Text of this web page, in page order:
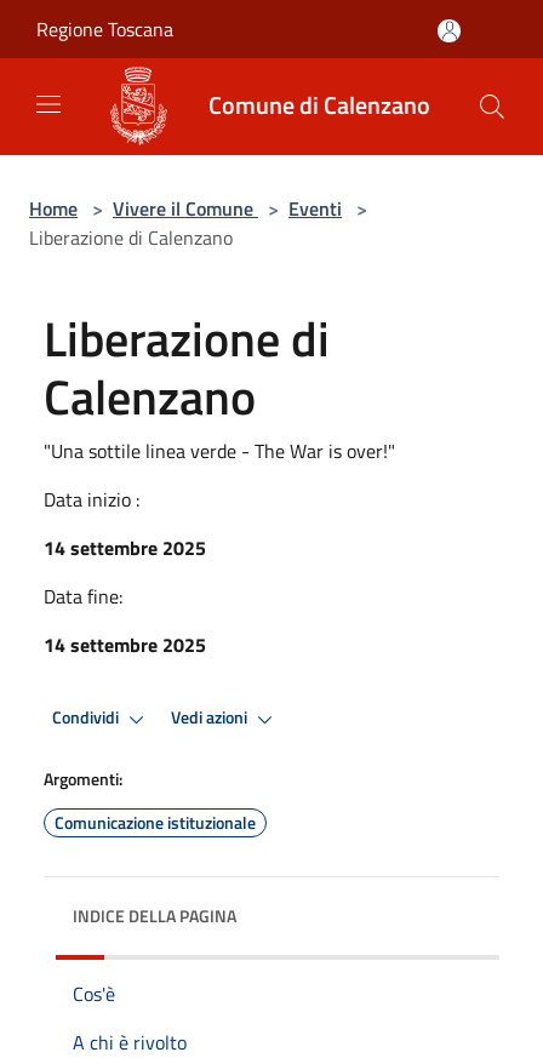
Regione Toscana
Comune di Calenzano
Home > Vivere il Comune > Eventi >
Liberazione di Calenzano
Liberazione di
Calenzano
"Una sottile linea verde - The War is over!"
Data inizio :
14 settembre 2025
Data fine:
14 settembre 2025
Condividi Vedi azioni
Argomenti:
Comunicazione istituzionale
INDICE DELLA PAGINA
Cos'è
A chi è rivolto